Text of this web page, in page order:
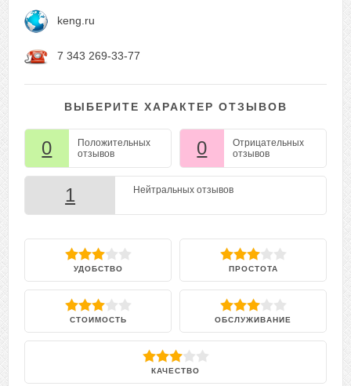
keng.ru
7 343 269-33-77
ВЫБЕРИТЕ ХАРАКТЕР ОТЗЫВОВ
0
Положительных
отзывов
0
Отрицательных
отзывов
1 Нейтральных отзывов
УДОБСТВО ПРОСТОТА
СТОИМОСТЬ ОБСЛУЖИВАНИЕ
КАЧЕСТВО